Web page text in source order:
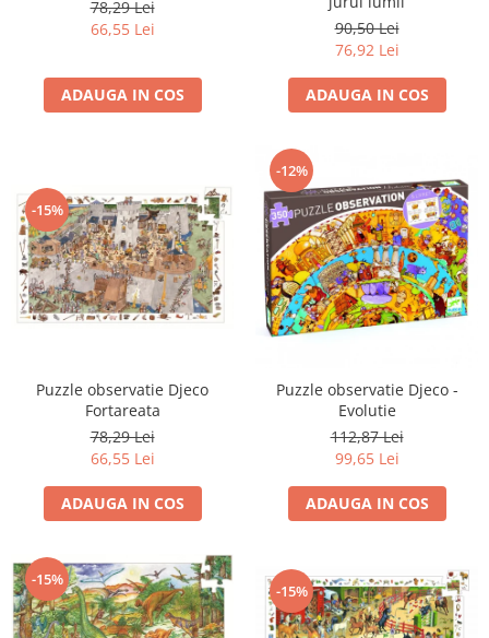
78,29 Lei
66,55 Lei
ADAUGA IN COS
90,50 Lei
76,92 Lei
ADAUGA IN COS
-15%
Puzzle observatie Djeco
Fortareata
78,29 Lei
66,55 Lei
ADAUGA IN COS
-12%
Puzzle observatie Djeco -
Evolutie
112,87 Lei
99,65 Lei
ADAUGA IN COS
-15%
-15%